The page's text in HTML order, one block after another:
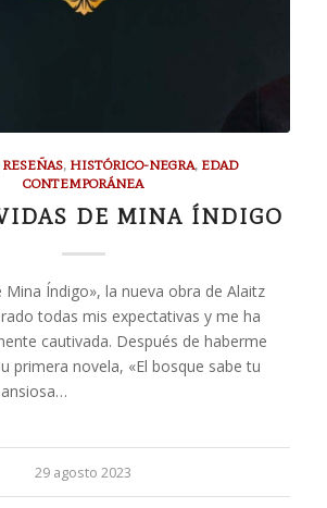
RESEÑAS, HISTÓRICO-NEGRA, EDAD
CONTEMPORÁNEA
DE MINA ÍNDIGO
Mina Índigo», la nueva obra de Alaitz
todas mis expectativas y me ha
cautivada. Después de haberme
primera novela, «El bosque sabe tu
29 agosto 2023